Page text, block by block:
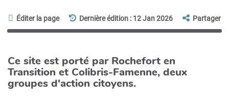
Éditer la page Dernière édition : 12 Jan 2026 Partager
Ce site est porté par Rochefort en
Transition et Colibris-Famenne, deux
groupes d'action citoyens.